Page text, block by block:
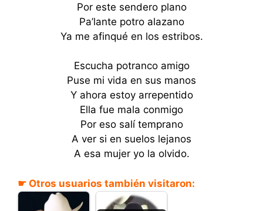
Por este sendero plano
Pa’lante potro alazano
Ya me afinqué en los estribos.
Escucha potranco amigo
Puse mi vida en sus manos
Y ahora estoy arrepentido
Ella fue mala conmigo
Por eso salí temprano
A ver si en suelos lejanos
A esa mujer yo la olvido.
☛ Otros usuarios también visitaron: